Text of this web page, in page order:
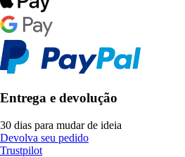
Entrega e devolução
30 dias para mudar de ideia
Devolva seu pedido
Trustpilot